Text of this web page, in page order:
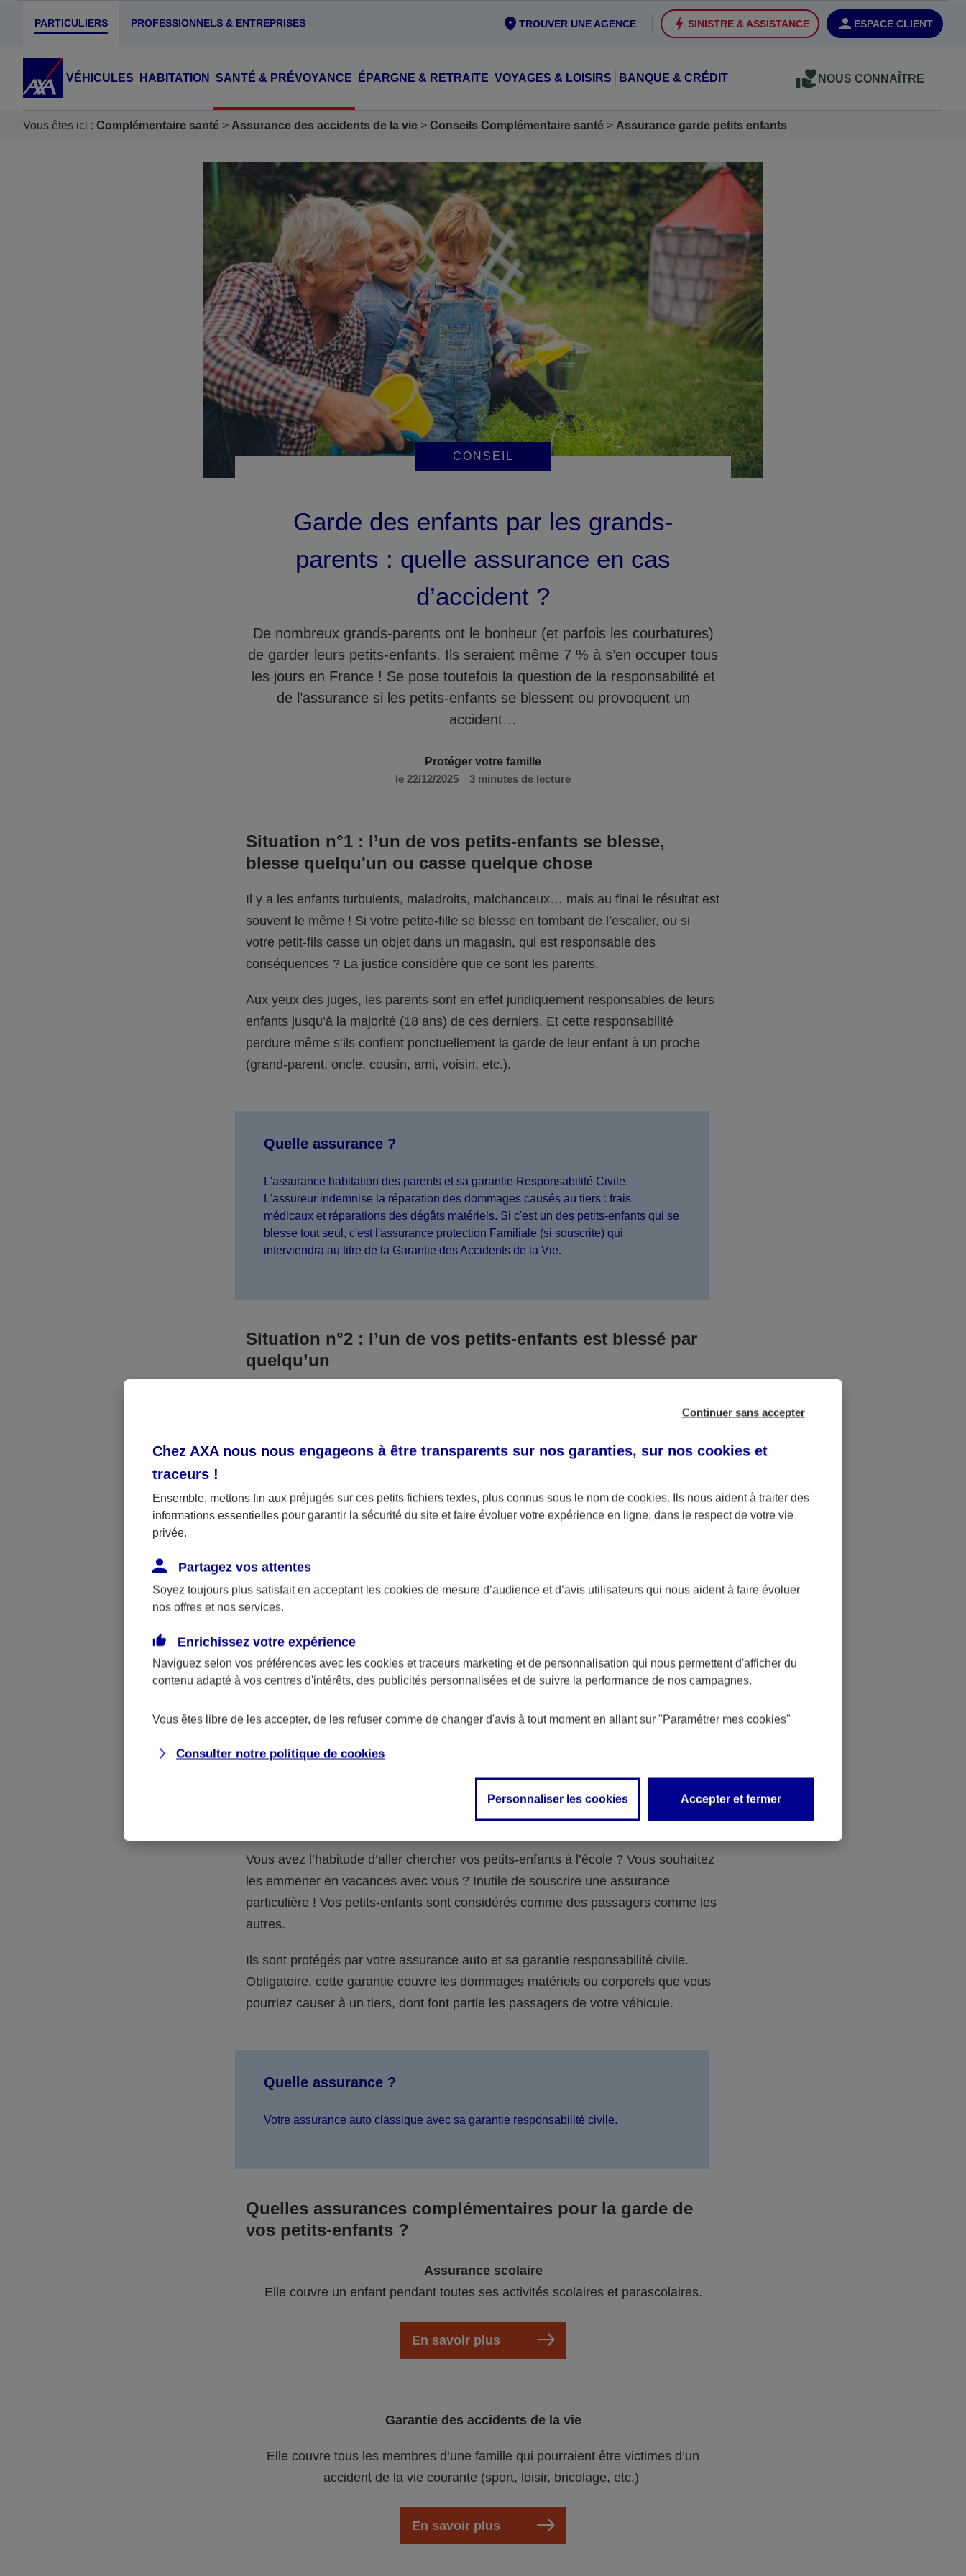
PARTICULIERS PROFESSIONNELS & ENTREPRISES ESPACE CLIENT
SINISTRE & ASSISTANCE
TROUVER UNE AGENCE
VÉHICULES HABITATION SANTÉ & PRÉVOYANCE ÉPARGNE & RETRAITE VOYAGES & LOISIRS BANQUE & CRÉDIT NOUS CONNAÎTRE
Vous êtes ici : Complémentaire santé Assurance des accidents de la vie Conseils Complémentaire santé Assurance garde petits enfants
CONSEIL
Protéger votre famille
le 22/12/2025
3 minutes de lecture
Garde des enfants par les grands-
parents : quelle assurance en cas
d’accident ?
De nombreux grands-parents ont le bonheur (et parfois les courbatures)
de garder leurs petits-enfants. Ils seraient même 7 % à s’en occuper tous
les jours en France ! Se pose toutefois la question de la responsabilité et
de l’assurance si les petits-enfants se blessent ou provoquent un
accident…
Situation n°1 : l’un de vos petits-enfants se blesse,
blesse quelqu'un ou casse quelque chose
Il y a les enfants turbulents, maladroits, malchanceux… mais au final le résultat est
souvent le même ! Si votre petite-fille se blesse en tombant de l’escalier, ou si
votre petit-fils casse un objet dans un magasin, qui est responsable des
conséquences ? La justice considère que ce sont les parents.
Aux yeux des juges, les parents sont en effet juridiquement responsables de leurs
enfants jusqu’à la majorité (18 ans) de ces derniers. Et cette responsabilité
perdure même s’ils confient ponctuellement la garde de leur enfant à un proche
(grand-parent, oncle, cousin, ami, voisin, etc.).
Quelle assurance ?
L'assurance habitation des parents et sa garantie Responsabilité Civile.
L'assureur indemnise la réparation des dommages causés au tiers : frais
médicaux et réparations des dégâts matériels. Si c'est un des petits-enfants qui se
blesse tout seul, c'est l'assurance protection Familiale (si souscrite) qui
interviendra au titre de la Garantie des Accidents de la Vie.
Situation n°2 : l’un de vos petits-enfants est blessé par
quelqu’un
responsable. Aux yeux de la justice, le responsable est la personne ayant entrainé
médicaux et éventuelles indemnisations en guise de dommage.
Néanmoins, si aucun responsable n’a été désigné ou retrouvé pour l’accident dont
a été victime votre petit-fils ou petite-fille, seule une assurance spécifique
fonctionner.
Quelle assurance ?
La responsabilité civile de la personne désignée comme responsable de
accidents de la vie) que vous auriez souscrite pour votre famille.
Situation n°3 : vous avez un accident de voiture avec vos
Vous avez l’habitude d’aller chercher vos petits-enfants à l’école ? Vous souhaitez
les emmener en vacances avec vous ? Inutile de souscrire une assurance
particulière ! Vos petits-enfants sont considérés comme des passagers comme les
autres.
Ils sont protégés par votre assurance auto et sa garantie responsabilité civile.
Obligatoire, cette garantie couvre les dommages matériels ou corporels que vous
pourriez causer à un tiers, dont font partie les passagers de votre véhicule.
Quelle assurance ?
Votre assurance auto classique avec sa garantie responsabilité civile.
Quelles assurances complémentaires pour la garde de
vos petits-enfants ?
Assurance scolaire
Elle couvre un enfant pendant toutes ses activités scolaires et parascolaires.
En savoir plus
Garantie des accidents de la vie
Elle couvre tous les membres d’une famille qui pourraient être victimes d’un
accident de la vie courante (sport, loisir, bricolage, etc.)
En savoir plus
Continuer sans accepter
Chez AXA nous nous engageons à être transparents sur nos garanties, sur nos cookies et
traceurs !
Ensemble, mettons fin aux préjugés sur ces petits fichiers textes, plus connus sous le nom de cookies. Ils nous aident à traiter des
informations essentielles pour garantir la sécurité du site et faire évoluer votre expérience en ligne, dans le respect de votre vie
privée.
Partagez vos attentes
Soyez toujours plus satisfait en acceptant les cookies de mesure d’audience et d’avis utilisateurs qui nous aident à faire évoluer
nos offres et nos services.
Enrichissez votre expérience
Naviguez selon vos préférences avec les cookies et traceurs marketing et de personnalisation qui nous permettent d'afficher du
contenu adapté à vos centres d'intérêts, des publicités personnalisées et de suivre la performance de nos campagnes.
Vous êtes libre de les accepter, de les refuser comme de changer d'avis à tout moment en allant sur "Paramétrer mes cookies"
Consulter notre politique de cookies
Personnaliser les cookies Accepter et fermer